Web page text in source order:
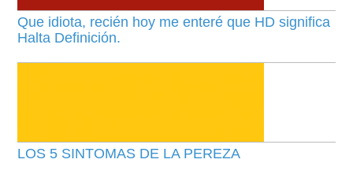
Que idiota, recién hoy me enteré que HD significa
Halta Definición.
LOS 5 SINTOMAS DE LA PEREZA